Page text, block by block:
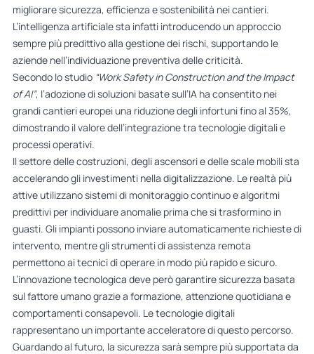
migliorare sicurezza, efficienza e sostenibilità nei cantieri.
L’intelligenza artificiale sta infatti introducendo un approccio
sempre più predittivo alla gestione dei rischi, supportando le
aziende nell’individuazione preventiva delle criticità.
Secondo lo studio “Work Safety in Construction and the Impact
of AI”, l’adozione di soluzioni basate sull’IA ha consentito nei
grandi cantieri europei una riduzione degli infortuni fino al 35%,
dimostrando il valore dell’integrazione tra tecnologie digitali e
processi operativi.
Il settore delle costruzioni, degli ascensori e delle scale mobili sta
accelerando gli investimenti nella digitalizzazione. Le realtà più
attive utilizzano sistemi di monitoraggio continuo e algoritmi
predittivi per individuare anomalie prima che si trasformino in
guasti. Gli impianti possono inviare automaticamente richieste di
intervento, mentre gli strumenti di assistenza remota
permettono ai tecnici di operare in modo più rapido e sicuro.
L’innovazione tecnologica deve però garantire sicurezza basata
sul fattore umano grazie a formazione, attenzione quotidiana e
comportamenti consapevoli. Le tecnologie digitali
rappresentano un importante acceleratore di questo percorso.
Guardando al futuro, la sicurezza sarà sempre più supportata da